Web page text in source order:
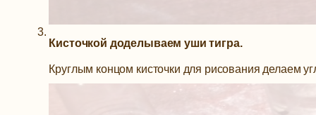
Кисточкой доделываем уши тигра.
Круглым концом кисточки для рисования делаем